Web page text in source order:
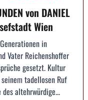
von DANIEL
Wien
in
Vater Reichenshoffer
gesetzt. Kultur
tadellosen Ruf
altehrwürdige...